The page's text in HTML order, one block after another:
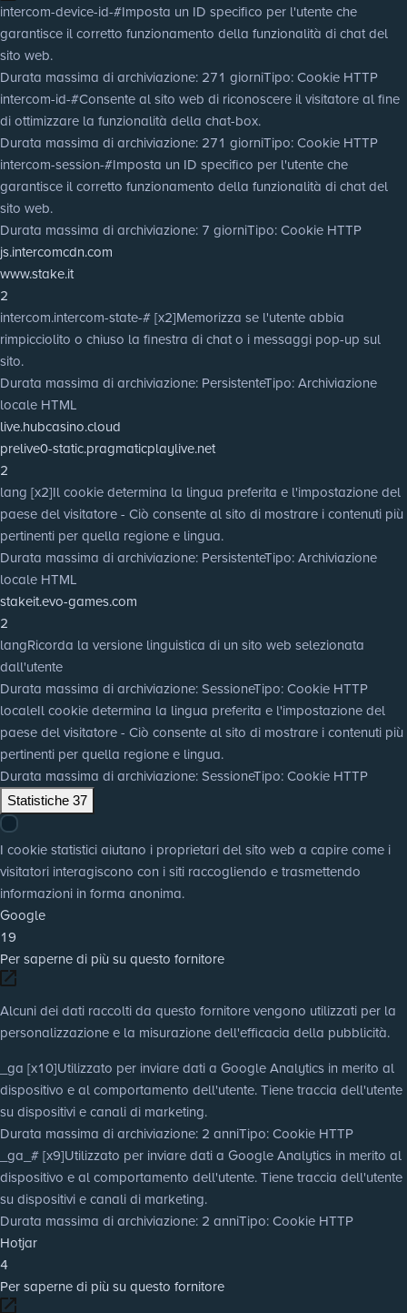
intercom-device-id-#Imposta un ID specifico per l'utente che
garantisce il corretto funzionamento della funzionalità di chat del
sito web.
Durata massima di archiviazione: 271 giorniTipo: Cookie HTTP
intercom-id-#Consente al sito web di riconoscere il visitatore al fine
di ottimizzare la funzionalità della chat-box.
Durata massima di archiviazione: 271 giorniTipo: Cookie HTTP
intercom-session-#Imposta un ID specifico per l'utente che
garantisce il corretto funzionamento della funzionalità di chat del
sito web.
Durata massima di archiviazione: 7 giorniTipo: Cookie HTTP
js.intercomcdn.com
www.stake.it
2
intercom.intercom-state-# [x2]Memorizza se l'utente abbia
rimpicciolito o chiuso la finestra di chat o i messaggi pop-up sul
sito.
Durata massima di archiviazione: PersistenteTipo: Archiviazione
locale HTML
live.hubcasino.cloud
prelive0-static.pragmaticplaylive.net
2
lang [x2]Il cookie determina la lingua preferita e l'impostazione del
paese del visitatore - Ciò consente al sito di mostrare i contenuti più
pertinenti per quella regione e lingua.
Durata massima di archiviazione: PersistenteTipo: Archiviazione
locale HTML
stakeit.evo-games.com
2
langRicorda la versione linguistica di un sito web selezionata
dall'utente
Durata massima di archiviazione: SessioneTipo: Cookie HTTP
localeIl cookie determina la lingua preferita e l'impostazione del
paese del visitatore - Ciò consente al sito di mostrare i contenuti più
pertinenti per quella regione e lingua.
Durata massima di archiviazione: SessioneTipo: Cookie HTTP
Statistiche 37
I cookie statistici aiutano i proprietari del sito web a capire come i
visitatori interagiscono con i siti raccogliendo e trasmettendo
informazioni in forma anonima.
Google
19
Per saperne di più su questo fornitore
Alcuni dei dati raccolti da questo fornitore vengono utilizzati per la
personalizzazione e la misurazione dell'efficacia della pubblicità.
_ga [x10]Utilizzato per inviare dati a Google Analytics in merito al
dispositivo e al comportamento dell'utente. Tiene traccia dell'utente
su dispositivi e canali di marketing.
Durata massima di archiviazione: 2 anniTipo: Cookie HTTP
_ga_# [x9]Utilizzato per inviare dati a Google Analytics in merito al
dispositivo e al comportamento dell'utente. Tiene traccia dell'utente
su dispositivi e canali di marketing.
Durata massima di archiviazione: 2 anniTipo: Cookie HTTP
Hotjar
4
Per saperne di più su questo fornitore